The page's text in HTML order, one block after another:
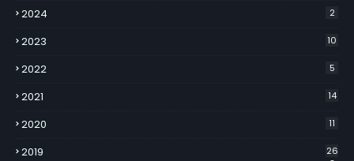
2024 2
2023 10
2022 5
2021 14
2020 11
2019
26